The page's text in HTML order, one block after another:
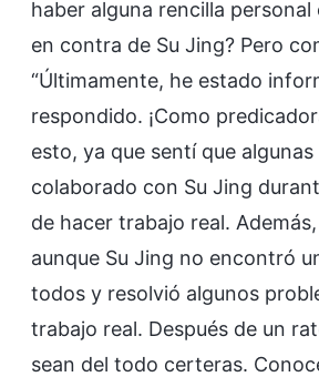
haber alguna rencilla
en contra de Su Jing? Pero
“Últimamente, he estado
respondido. ¡Como
esto, ya que sentí que
colaborado con Su Jing
de hacer trabajo real.
aunque Su Jing no encontró
todos y resolvió algunos
trabajo real. Después de un
sean del todo certeras.